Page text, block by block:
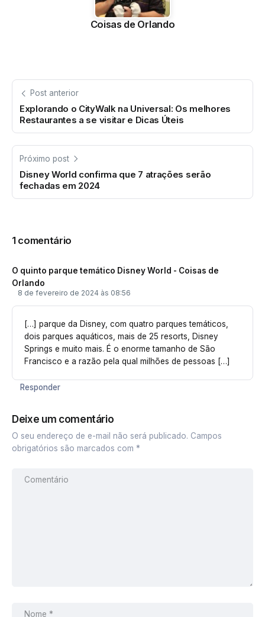
Coisas de Orlando
Post anterior
Explorando o CityWalk na Universal: Os melhores
Restaurantes a se visitar e Dicas Úteis
Próximo post
Disney World confirma que 7 atrações serão
fechadas em 2024
1 comentário
O quinto parque temático Disney World - Coisas de
Orlando
8 de fevereiro de 2024 às 08:56
[…] parque da Disney, com quatro parques temáticos,
dois parques aquáticos, mais de 25 resorts, Disney
Springs e muito mais. É o enorme tamanho de São
Francisco e a razão pela qual milhões de pessoas […]
Responder
Deixe um comentário
O seu endereço de e-mail não será publicado. Campos
obrigatórios são marcados com *